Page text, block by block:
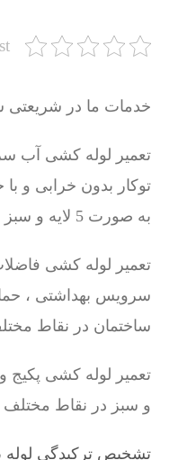
خدمات ما در شریعتی
تعمیر لوله کشی آب
توکار بدون خرابی و
به صورت 5 لایه و سبز
تعمیر لوله کشی
سرویس بهداشتی ،
ساختمان در نقاط
و سبز در نقاط
تشخیص ترکیدگی لوله